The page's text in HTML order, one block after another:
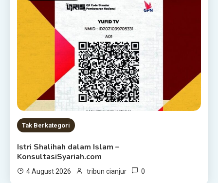
Tak Berkategori
Istri Shalihah dalam Islam –
KonsultasiSyariah.com
4 August 2026 tribun cianjur 0